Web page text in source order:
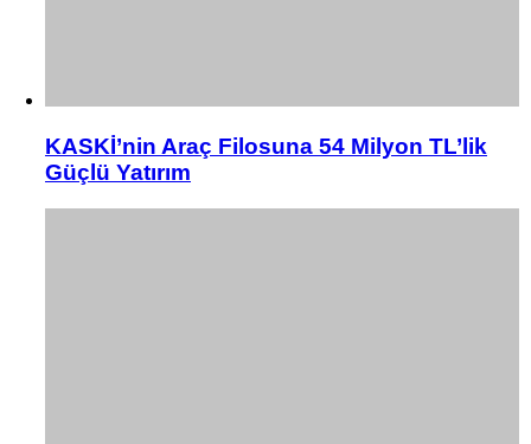
KASKİ’nin Araç Filosuna 54 Milyon TL’lik
Güçlü Yatırım